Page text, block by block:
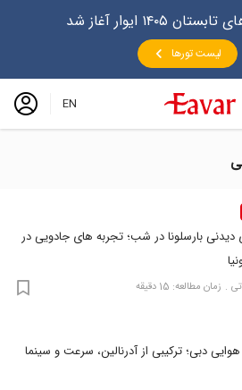
۱۴۰۵ ایوار آغاز شد
لیست تورها
EN
بارسلونا در شب؛ تجربه های جادویی در
زمان مطالعه: 15 دقیقه
دبی؛ ترکیبی از آدرنالین، سرعت و سینما